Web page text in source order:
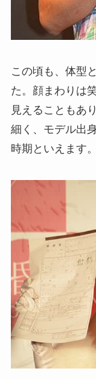
この頃も、体型
た。顔まわりは
見えることもあ
細く、モデル出
時期といえます。